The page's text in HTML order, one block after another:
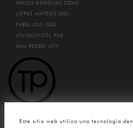
ARCOS BOSQUES CDMX
LÓPEZ MATEOS GDL
PABELLON GDL
ATLIXCÁYOTL PUE
SAN PEDRO MTY
Este sitio web utiliza una tecnología